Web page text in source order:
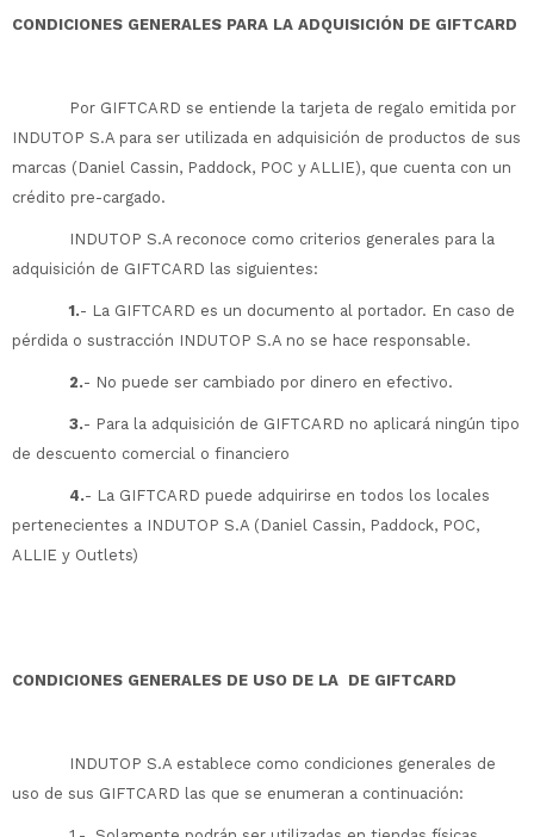
CONDICIONES GENERALES PARA LA ADQUISICIÓN DE GIFTCARD
Por GIFTCARD se entiende la tarjeta de regalo emitida por
INDUTOP S.A para ser utilizada en adquisición de productos de sus
marcas (Daniel Cassin, Paddock, POC y ALLIE), que cuenta con un
crédito pre-cargado.
INDUTOP S.A reconoce como criterios generales para la
adquisición de GIFTCARD las siguientes:
1.- La GIFTCARD es un documento al portador. En caso de
pérdida o sustracción INDUTOP S.A no se hace responsable.
2.- No puede ser cambiado por dinero en efectivo.
3.- Para la adquisición de GIFTCARD no aplicará ningún tipo
de descuento comercial o financiero
4.- La GIFTCARD puede adquirirse en todos los locales
pertenecientes a INDUTOP S.A (Daniel Cassin, Paddock, POC,
ALLIE y Outlets)
CONDICIONES GENERALES DE USO DE LA DE GIFTCARD
INDUTOP S.A establece como condiciones generales de
uso de sus GIFTCARD las que se enumeran a continuación: